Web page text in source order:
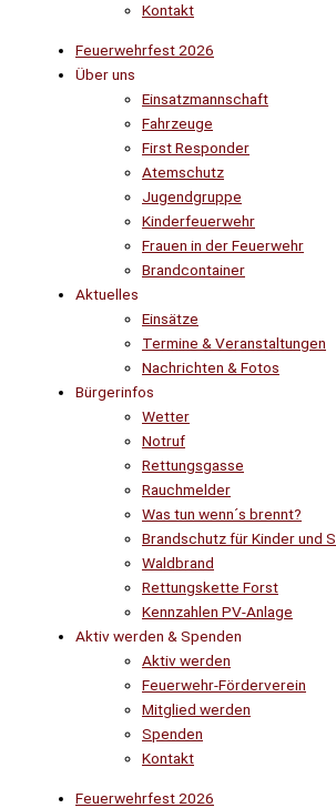
Kontakt
Feuerwehrfest 2026
Über uns
Einsatzmannschaft
Fahrzeuge
First Responder
Atemschutz
Jugendgruppe
Kinderfeuerwehr
Frauen in der Feuerwehr
Brandcontainer
Aktuelles
Einsätze
Termine & Veranstaltungen
Nachrichten & Fotos
Bürgerinfos
Wetter
Notruf
Rettungsgasse
Rauchmelder
Was tun wenn´s brennt?
Brandschutz für Kinder und
Waldbrand
Rettungskette Forst
Kennzahlen PV-Anlage
Aktiv werden & Spenden
Aktiv werden
Feuerwehr-Förderverein
Mitglied werden
Spenden
Kontakt
Feuerwehrfest 2026